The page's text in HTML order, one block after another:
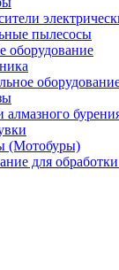
пылесосы
оборудование
алмазного
(Мотобуры)
для